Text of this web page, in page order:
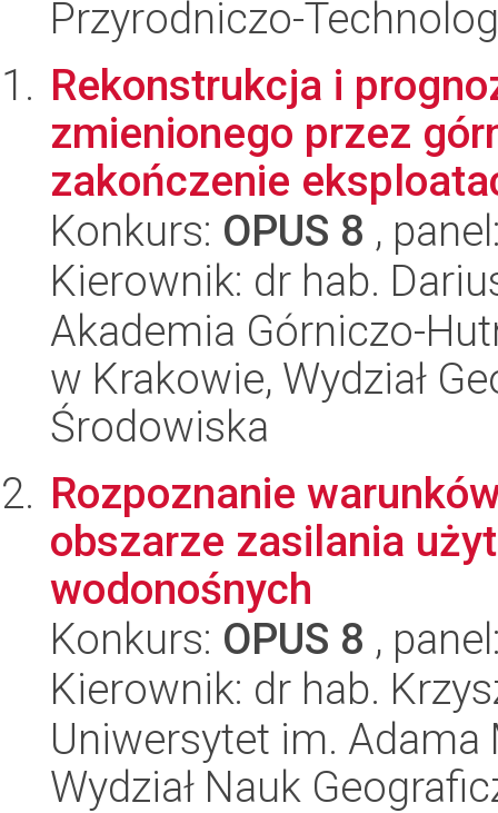
Przyrodniczo-
Rekonstrukcja i
zmienionego przez
zakończenie
Konkurs: OPUS 8 ,
Kierownik: dr hab.
Akademia Górniczo-
w Krakowie, Wydział
Środowiska
Rozpoznanie
obszarze zasilania
wodonośnych
Konkurs: OPUS 8 ,
Kierownik: dr hab.
Uniwersytet im.
Wydział Nauk